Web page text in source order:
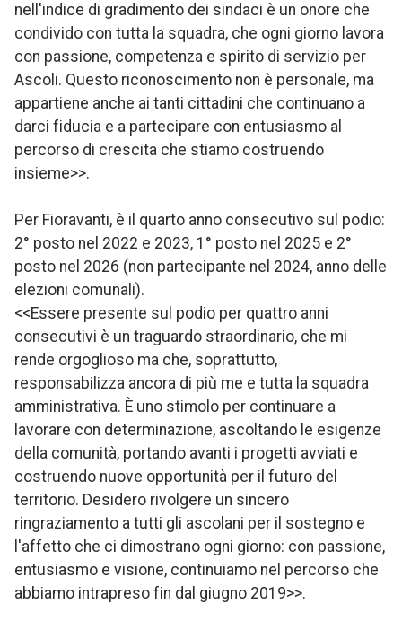
nell'indice di gradimento dei sindaci è un onore che
condivido con tutta la squadra, che ogni giorno lavora
con passione, competenza e spirito di servizio per
Ascoli. Questo riconoscimento non è personale, ma
appartiene anche ai tanti cittadini che continuano a
darci fiducia e a partecipare con entusiasmo al
percorso di crescita che stiamo costruendo
insieme>>.
Per Fioravanti, è il quarto anno consecutivo sul podio:
2° posto nel 2022 e 2023, 1° posto nel 2025 e 2°
posto nel 2026 (non partecipante nel 2024, anno delle
elezioni comunali).
<<Essere presente sul podio per quattro anni
consecutivi è un traguardo straordinario, che mi
rende orgoglioso ma che, soprattutto,
responsabilizza ancora di più me e tutta la squadra
amministrativa. È uno stimolo per continuare a
lavorare con determinazione, ascoltando le esigenze
della comunità, portando avanti i progetti avviati e
costruendo nuove opportunità per il futuro del
territorio. Desidero rivolgere un sincero
ringraziamento a tutti gli ascolani per il sostegno e
l'affetto che ci dimostrano ogni giorno: con passione,
entusiasmo e visione, continuiamo nel percorso che
abbiamo intrapreso fin dal giugno 2019>>.